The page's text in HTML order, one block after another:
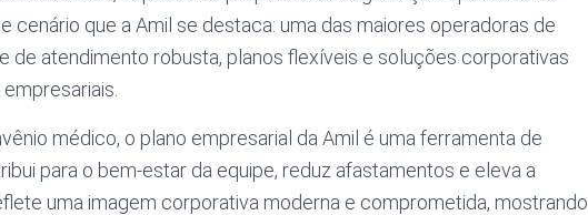
cenário que a Amil se destaca: uma das maiores operadoras de
de atendimento robusta, planos flexíveis e soluções corporativas
médico, o plano empresarial da Amil é uma ferramenta de
para o bem-estar da equipe, reduz afastamentos e eleva a
uma imagem corporativa moderna e comprometida, mostrando